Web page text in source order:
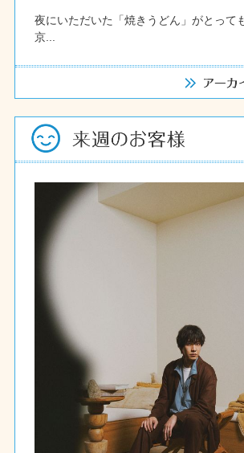
夜にいただいた「焼きうどん」がとって
京...